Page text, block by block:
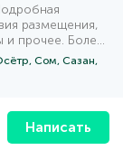
размещения,
и прочее. Более
с удобным
Сом, Сазан,
Написать